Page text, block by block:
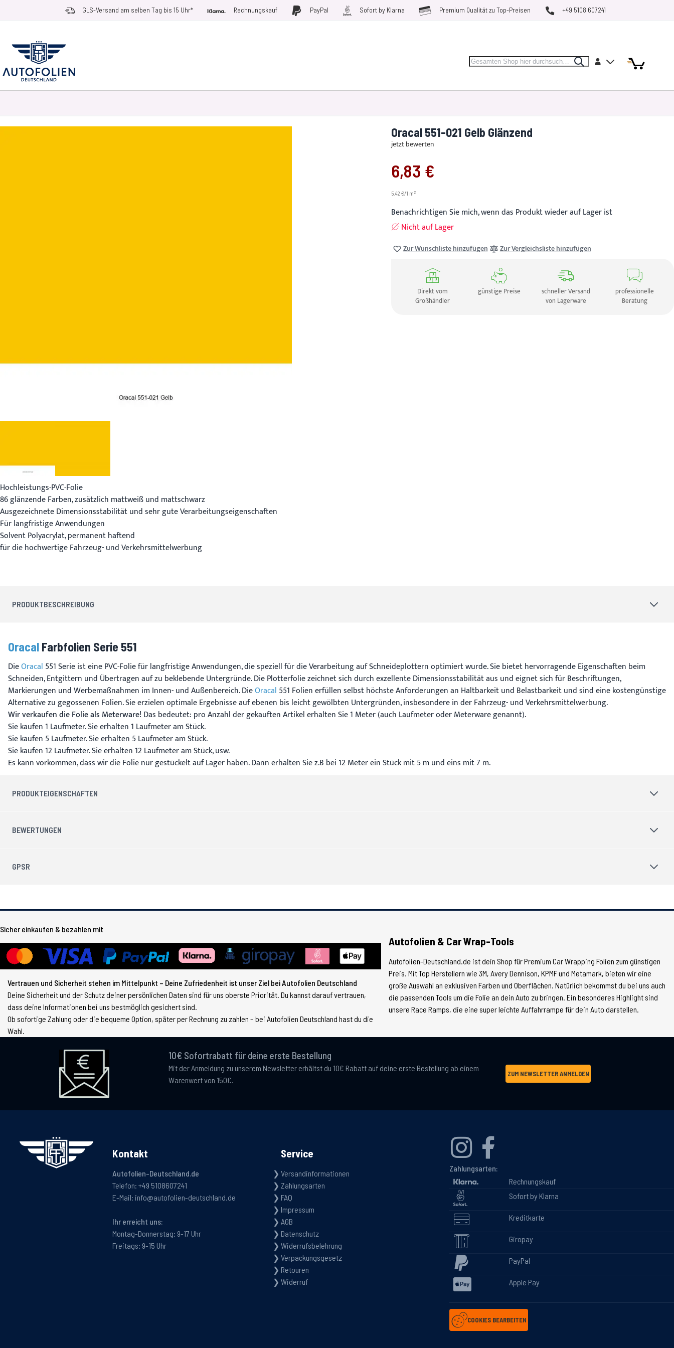
Zum Inhalt springen GLS-Versand am selben Tag bis 15 Uhr* Rechnungskauf PayPal Sofort by Klarna Premium Qualität zu Top-Preisen +49 5108 607241
Search SearchKonto MeinArtikel
Artikel
Hochleistungs-PVC-Folie
86 glänzende Farben, zusätzlich mattweiß und mattschwarz
Ausgezeichnete Dimensionsstabilität und sehr gute Verarbeitungseigenschaften
Für langfristige Anwendungen
Solvent Polyacrylat, permanent haftend
für die hochwertige Fahrzeug- und Verkehrsmittelwerbung
Oracal 551-021 Gelb Glänzend
jetzt bewerten
6,83 €
5.42 €/1 m2
Benachrichtigen Sie mich, wenn das Produkt wieder auf Lager ist
Nicht auf Lager
Zur Wunschliste hinzufügen Zur Vergleichsliste hinzufügen
Direkt vom
Großhändler
günstige Preise
schneller Versand
von Lagerware
professionelle
Beratung
PRODUKTBESCHREIBUNG
Oracal Farbfolien Serie 551
DieOracal 551 Serie ist eine PVC-Folie für langfristige Anwendungen, die speziell für die Verarbeitung auf Schneideplottern optimiert wurde. Sie bietet hervorragende Eigenschaften beim
Schneiden, Entgittern und Übertragen auf zu beklebende Untergründe. Die Plotterfolie zeichnet sich durch exzellente Dimensionsstabilität aus und eignet sich für Beschriftungen,
Markierungen und Werbemaßnahmen im Innen- und Außenbereich. DieOracal 551 Folien erfüllen selbst höchste Anforderungen an Haltbarkeit und Belastbarkeit und sind eine kostengünstige
Alternative zu gegossenen Folien. Sie erzielen optimale Ergebnisse auf ebenen bis leicht gewölbten Untergründen, insbesondere in der Fahrzeug- und Verkehrsmittelwerbung.
Wir verkaufen die Folie als Meterware! Das bedeutet: pro Anzahl der gekauften Artikel erhalten Sie 1 Meter (auch Laufmeter oder Meterware genannt).
Sie kaufen 1 Laufmeter. Sie erhalten 1 Laufmeter am Stück.
Sie kaufen 5 Laufmeter. Sie erhalten 5 Laufmeter am Stück.
Sie kaufen 12 Laufmeter. Sie erhalten 12 Laufmeter am Stück, usw.
Es kann vorkommen, dass wir die Folie nur gestückelt auf Lager haben. Dann erhalten Sie z.B bei 12 Meter ein Stück mit 5 m und eins mit 7 m.
PRODUKTEIGENSCHAFTEN
BEWERTUNGEN
GPSR
Sicher einkaufen & bezahlen mit
Vertrauen und Sicherheit stehen im Mittelpunkt – Deine Zufriedenheit ist unser Ziel bei Autofolien Deutschland
Deine Sicherheit und der Schutz deiner persönlichen Daten sind für uns oberste Priorität. Du kannst darauf vertrauen,
dass deine Informationen bei uns bestmöglich gesichert sind.
Ob sofortige Zahlung oder die bequeme Option, später per Rechnung zu zahlen – bei Autofolien Deutschland hast du die
Wahl.
Autofolien & Car Wrap-Tools
Autofolien-Deutschland.de ist dein Shop für Premium Car Wrapping Folien zum günstigen
Preis. Mit Top Herstellern wie 3M, Avery Dennison, KPMF und Metamark, bieten wir eine
große Auswahl an exklusiven Farben und Oberflächen. Natürlich bekommst du bei uns auch
die passenden Tools um die Folie an dein Auto zu bringen. Ein besonderes Highlight sind
unsere Race Ramps, die eine super leichte Auffahrrampe für dein Auto darstellen.
10€ Sofortrabatt für deine erste Bestellung
Mit der Anmeldung zu unserem Newsletter erhältst du 10€ Rabatt auf deine erste Bestellung ab einem
Warenwert von 150€.
ZUM NEWSLETTER ANMELDEN
Kontakt
Autofolien-Deutschland.de
Telefon: +49 5108607241
E-Mail: info@autofolien-deutschland.de
Ihr erreicht uns:
Montag-Donnerstag: 9-17 Uhr
Freitags: 9-15 Uhr
Service
Versandinformationen
Zahlungsarten
FAQ
Impressum
AGB
Datenschutz
Widerrufsbelehrung
Verpackungsgesetz
Retouren
Widerruf
Zahlungsarten:
Rechnungskauf
Sofort by Klarna
Kreditkarte
Giropay
PayPal
Apple Pay
COOKIES BEARBEITEN